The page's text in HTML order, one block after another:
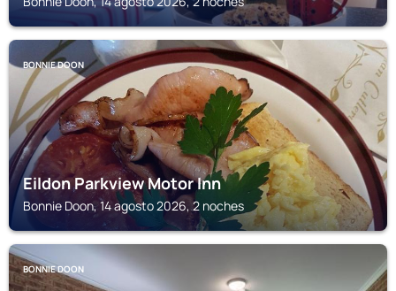
BONNIE DOON
Eildon Parkview Motor Inn
Bonnie Doon, 14 agosto 2026, 2 noches
BONNIE DOON